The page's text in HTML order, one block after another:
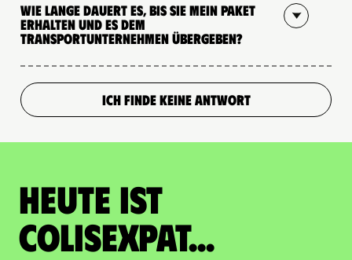
Wie lange dauert es, bis Sie mein Paket
erhalten und es dem
Transportunternehmen übergeben?
ICH FINDE KEINE ANTWORT
Heute ist
Colisexpat...